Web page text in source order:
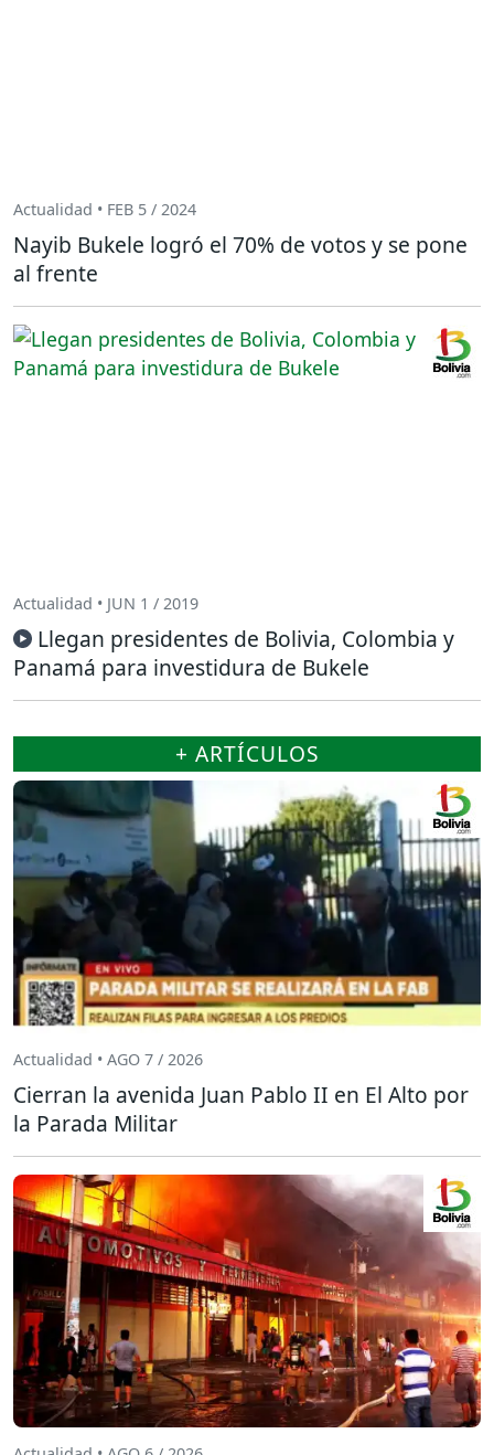
Actualidad • FEB 5 / 2024
Nayib Bukele logró el 70% de votos y se pone
al frente
Actualidad • JUN 1 / 2019
Llegan presidentes de Bolivia, Colombia y
Panamá para investidura de Bukele
+ ARTÍCULOS
Actualidad • AGO 7 / 2026
Cierran la avenida Juan Pablo II en El Alto por
la Parada Militar